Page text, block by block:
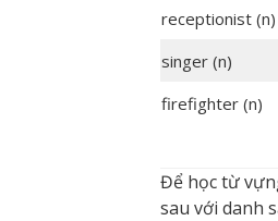
receptionist (n)
singer (n)
firefighter (n)
Để học từ
sau với danh